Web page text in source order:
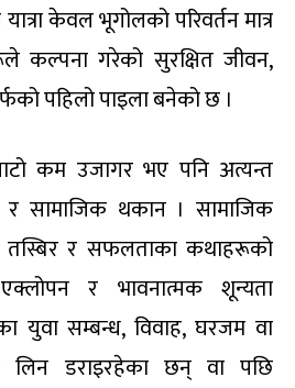
केवल भूगोलको परिवर्तन मात्र
कल्पना गरेको सुरक्षित जीवन,
पहिलो पाइला बनेको छ ।
कम उजागर भए पनि अत्यन्त
सामाजिक थकान । सामाजिक
तस्बिर र सफलताका कथाहरूको
एक्लोपन र भावनात्मक शून्यता
युवा सम्बन्ध, विवाह, घरजम वा
लिन डराइरहेका छन् वा पछि